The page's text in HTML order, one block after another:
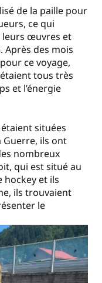
de la paille pour
ce qui
leurs œuvres et
des mois
ce voyage,
tous très
et l’énergie
situées
Guerre, ils ont
nombreux
qui est situé au
hockey et ils
ils trouvaient
le